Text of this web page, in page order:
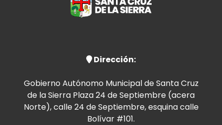
Dirección:
Gobierno Autónomo Municipal de Santa Cruz
de la Sierra Plaza 24 de Septiembre (acera
Norte), calle 24 de Septiembre, esquina calle
Bolívar #101.